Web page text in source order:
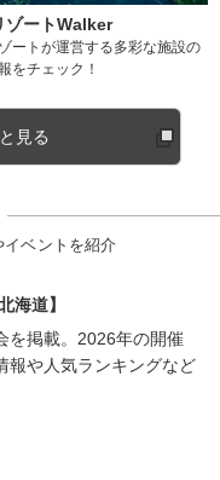
ゾートWalker
ートが運営する多彩な施設の
をチェック！
見る
ベントを紹介
海道】
を掲載。2026年の開催
報や人気ランキングなど